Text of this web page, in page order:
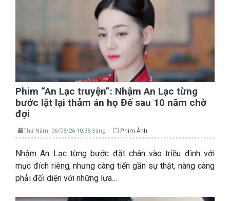
Phim “An Lạc truyện”: Nhậm An Lạc từng
bước lật lại thảm án họ Đế sau 10 năm chờ
đợi
Thứ Năm, 06/08/26 10:38 Sáng Phim Ảnh
Nhậm An Lạc từng bước đặt chân vào triều đình với
mục đích riêng, nhưng càng tiến gần sự thật, nàng càng
phải đối diện với những lựa…